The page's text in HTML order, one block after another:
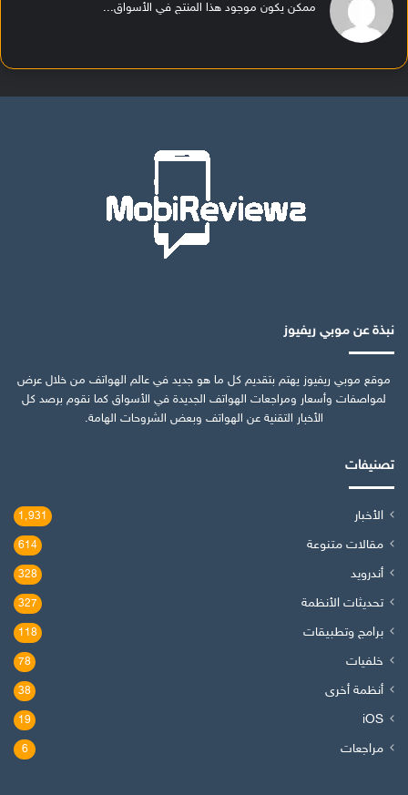
ممكن يكون موجود هذا المنتج في الأسواق...
نبذة عن موبي ريفيوز
موقع موبي ريفيوز يهتم بتقديم كل ما هو جديد في عالم الهواتف من خلال عرض
لمواصفات وأسعار ومراجعات الهواتف الجديدة في الأسواق كما نقوم برصد كل
الأخبار التقنية عن الهواتف وبعض الشروحات الهامة.
تصنيفات
الأخبار 1٬931
مقالات متنوعة 614
أندرويد 328
تحديثات الأنظمة 327
برامج وتطبيقات 118
خلفيات 78
أنظمة أخرى 38
iOS
19
مراجعات 6